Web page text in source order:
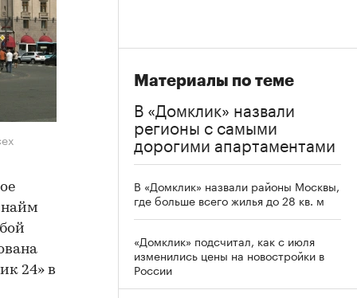
найм
24» в
Материалы по теме
В «Домклик» назвали
регионы с самыми
дорогими апартаментами
В «Домклик» назвали районы Москвы,
где больше всего жилья до 28 кв. м
«Домклик» подсчитал, как с июля
изменились цены на новостройки в
России